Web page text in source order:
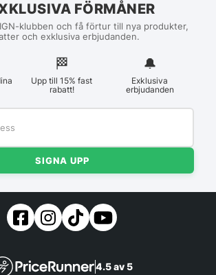
FÖRMÅNER
klubben och få förtur till nya produkter,
och exklusiva erbjudanden.
🏁︎
Upp till 15% fast
rabatt!
🔔
Exklusiva
erbjudanden
SIGNA UPP
4.5 av 5